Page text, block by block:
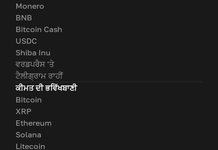
Monero
BNB
Bitcoin Cash
USDC
Shiba Inu
ਵਰਡਪਰੈਸ 'ਤੇ
ਟੈਲੀਗ੍ਰਾਮ ਰਾਹੀਂ
ਕੀਮਤ ਦੀ ਭਵਿੱਖਬਾਣੀ
Bitcoin
XRP
Ethereum
Solana
Litecoin